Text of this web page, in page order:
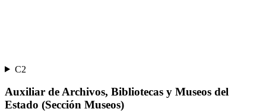
C2
Auxiliar de Archivos, Bibliotecas y Museos del
Estado (Sección Museos)